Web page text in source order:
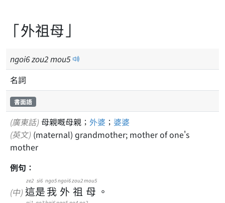
「外祖母」
ngoi6zou2mou5
名詞
書面語
(廣東話) 母親嘅母親； 外婆 ； 婆婆
(英文)
mother
例句：
(中) 這
ze2
是
si6
我
ngo5
外
ngoi6
祖
zou2
母
mou5
。